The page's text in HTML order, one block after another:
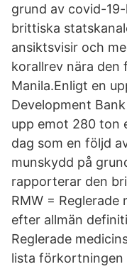
grund av covid-
brittiska
ansiktsvisir och
korallrev nära den
Manila.Enligt en
Development
upp emot 280 ton
dag som en följd
munskydd på
rapporterar den
RMW =
efter allmän
Reglerade
lista förkortningen